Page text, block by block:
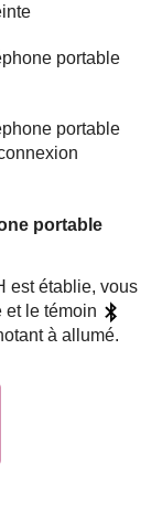
portable
portable
portable
est établie, vous
et le témoin
à allumé.